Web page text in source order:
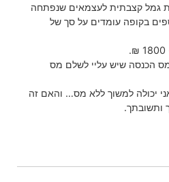
ויש לי קופת גמל קצבתית לעצמאים שנפתחה
הכספים בקופה עומדים על סך של
הכנסה שיש עליי לשלם מס
כן נאמר לי שבגיל 67 אני יכולה למשוך ללא מס… והאם זה
ותשובתך.